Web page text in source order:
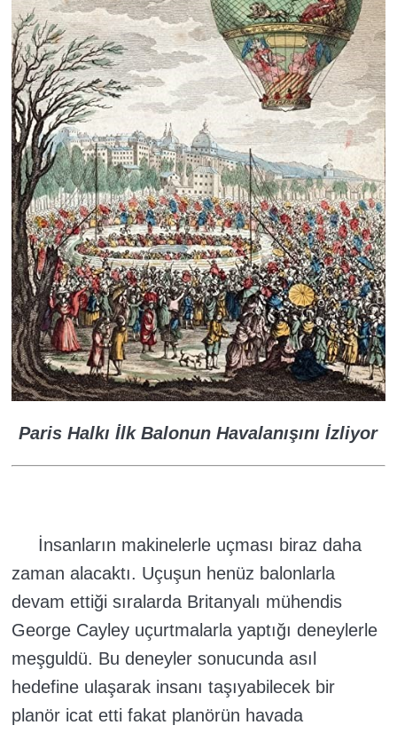
Paris Halkı İlk Balonun Havalanışını İzliyor
İnsanların makinelerle uçması biraz daha
zaman alacaktı. Uçuşun henüz balonlarla
devam ettiği sıralarda Britanyalı mühendis
George Cayley uçurtmalarla yaptığı deneylerle
meşguldü. Bu deneyler sonucunda asıl
hedefine ulaşarak insanı taşıyabilecek bir
planör icat etti fakat planörün havada